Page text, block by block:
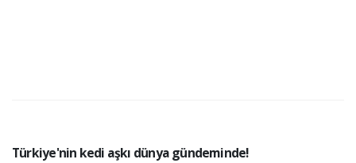
Türkiye'nin kedi aşkı dünya gündeminde!